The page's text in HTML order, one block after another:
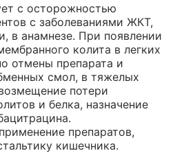
с осторожностью
с заболеваниями ЖКТ,
в анамнезе. При появлении
колита в легких
отмены препарата и
смол, в тяжелых
потери
и белка, назначение
препаратов,
кишечника.